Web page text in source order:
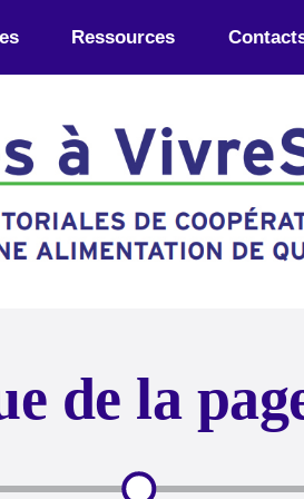
Ressources
de la